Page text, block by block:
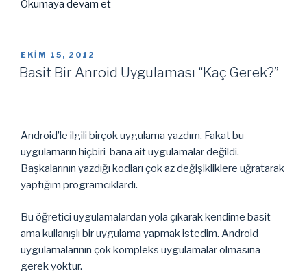
Okumaya devam et“Android’de
ve
YAYIM
TARIHI
EKIM 15, 2012
Basit Bir Anroid Uygulaması “Kaç Gerek?”
Android’le ilgili birçok uygulama yazdım. Fakat bu
uygulamarın hiçbiri bana ait uygulamalar değildi.
Başkalarının yazdığı kodları çok az değişikliklere uğratarak
yaptığım programcıklardı.
Bu öğretici uygulamalardan yola çıkarak kendime basit
ama kullanışlı bir uygulama yapmak istedim. Android
uygulamalarının çok kompleks uygulamalar olmasına
gerek yoktur.